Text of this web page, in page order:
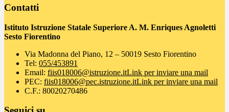
Contatti
Istituto Istruzione Statale Superiore A. M. Enriques Agnoletti
Sesto Fiorentino
Via Madonna del Piano, 12 – 50019 Sesto Fiorentino
Tel: 055/453891
Email: fiis018006@istruzione.itLink per inviare una mail
PEC: fiis018006@pec.istruzione.itLink per inviare una mail
C.F.: 80020270486